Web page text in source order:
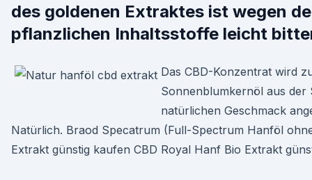
des goldenen Extraktes ist wegen
pflanzlichen Inhaltsstoffe leicht
Das CBD-Konzentrat wird
Sonnenblumkernöl aus der
natürlichen Geschmack
Natürlich. Braod Specatrum (Full-Spectrum Hanföl
Extrakt günstig kaufen CBD Royal Hanf Bio Extrakt